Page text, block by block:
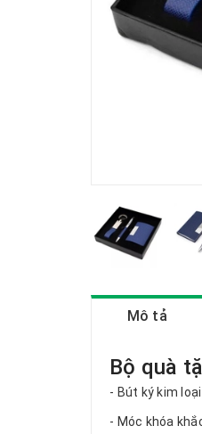
Mô tả
Bộ quà
- Bút ký kim
- Móc khóa